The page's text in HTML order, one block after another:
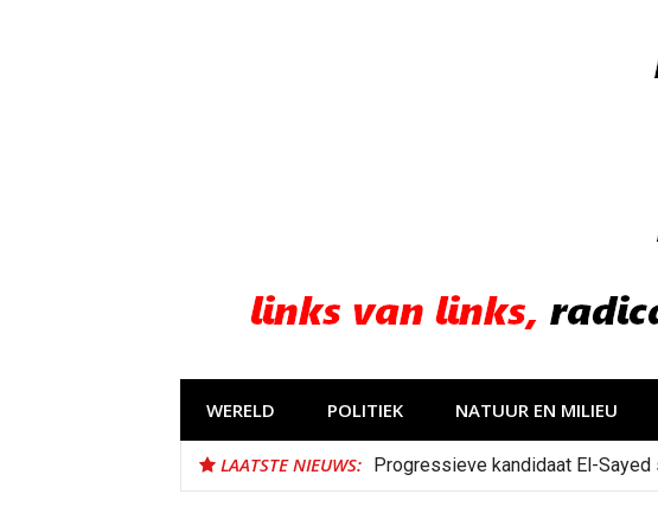
WERELD POLITIEK NATUUR EN MILIEU
LAATSTE NIEUWS: Progressieve kandidaat El-